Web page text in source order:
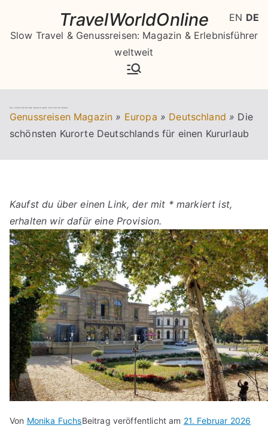
springen
TravelWorldOnline
Slow Travel & Genussreisen: Magazin & Erlebnisführer
weltweit
Die schönsten Kurorte Deutschlands für einen Kururlaub
Genussreisen Magazin » Europa » Deutschland » Die
schönsten Kurorte Deutschlands für einen Kururlaub
Kaufst du über einen Link, der mit * markiert ist,
erhalten wir dafür eine Provision.
Von Monika FuchsBeitrag veröffentlicht am 21. Februar 2026
EN DE